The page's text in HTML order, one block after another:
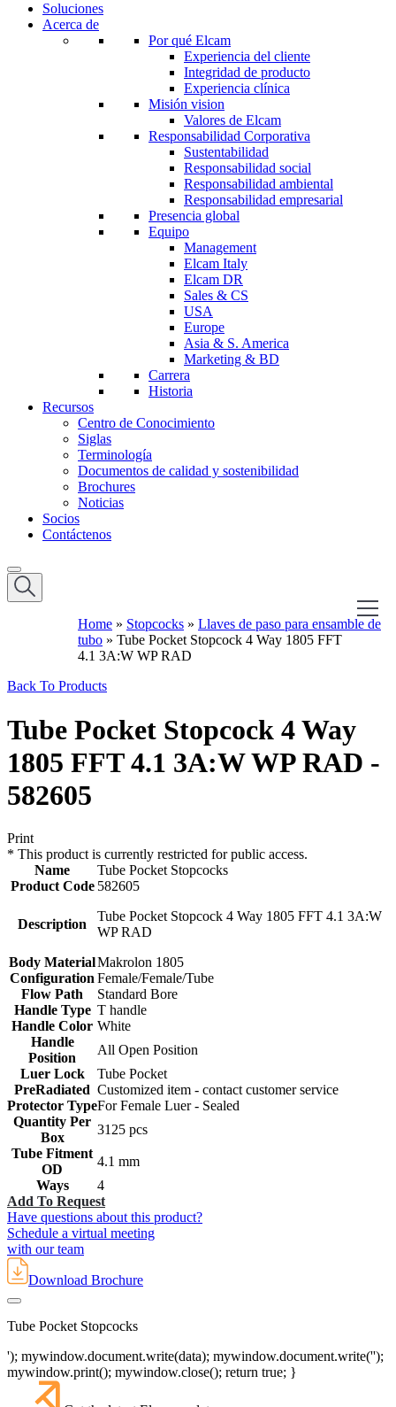
Soluciones
Acerca de
Por qué Elcam
Experiencia del cliente
Integridad de producto
Experiencia clínica
Misión vision
Valores de Elcam
Responsabilidad Corporativa
Sustentabilidad
Responsabilidad social
Responsabilidad ambiental
Responsabilidad empresarial
Presencia global
Equipo
Management
Elcam Italy
Elcam DR
Sales & CS
USA
Europe
Asia & S. America
Marketing & BD
Carrera
Historia
Recursos
Centro de Conocimiento
Siglas
Terminología
Documentos de calidad y sostenibilidad
Brochures
Noticias
Socios
Contáctenos
Home » Stopcocks » Llaves de paso para ensamble de
tubo » Tube Pocket Stopcock 4 Way 1805 FFT
4.1 3A:W WP RAD
Back To Products
Tube Pocket Stopcock 4 Way
1805 FFT 4.1 3A:W WP RAD -
582605
Print
* This product is currently restricted for public access.
Name
Tube Pocket Stopcocks
Product Code 582605
Description
Tube Pocket Stopcock 4 Way 1805 FFT 4.1 3A:W
WP RAD
Body MaterialMakrolon 1805
Configuration Female/Female/Tube
Flow Path
Standard Bore
Handle Type T handle
Handle Color White
Handle
Position
All Open Position
Luer Lock
Tube Pocket
PreRadiated Customized item - contact customer service
Protector TypeFor Female Luer - Sealed
Quantity Per
Box
3125 pcs
Tube Fitment
OD
4.1 mm
Ways
4
Add To Request
Have questions about this product?
Schedule a virtual meeting
with our team
Download Brochure
Tube Pocket Stopcocks
'); mywindow.document.write(data); mywindow.document.write('');
mywindow.print(); mywindow.close(); return true; }